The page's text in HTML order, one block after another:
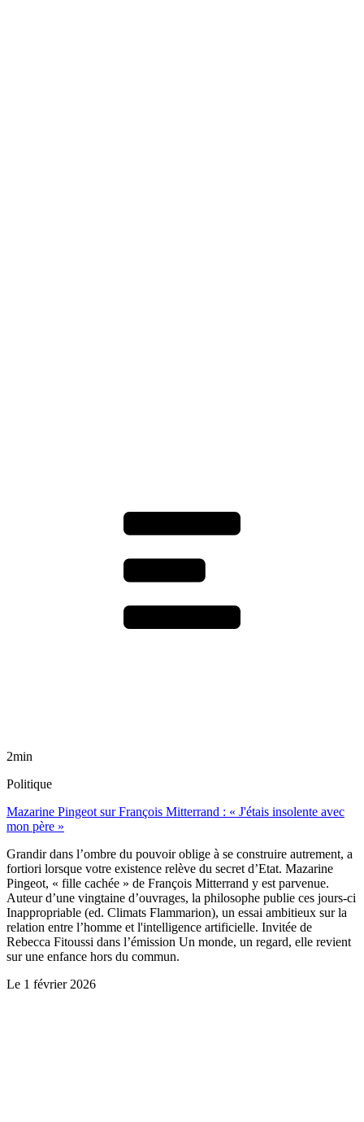
2min
Politique
Mazarine Pingeot sur François Mitterrand : « J'étais insolente avec
mon père »
Grandir dans l’ombre du pouvoir oblige à se construire autrement, a
fortiori lorsque votre existence relève du secret d’Etat. Mazarine
Pingeot, « fille cachée » de François Mitterrand y est parvenue.
Auteur d’une vingtaine d’ouvrages, la philosophe publie ces jours-ci
Inappropriable (ed. Climats Flammarion), un essai ambitieux sur la
relation entre l’homme et l'intelligence artificielle. Invitée de
Rebecca Fitoussi dans l’émission Un monde, un regard, elle revient
sur une enfance hors du commun.
Le 1 février 2026